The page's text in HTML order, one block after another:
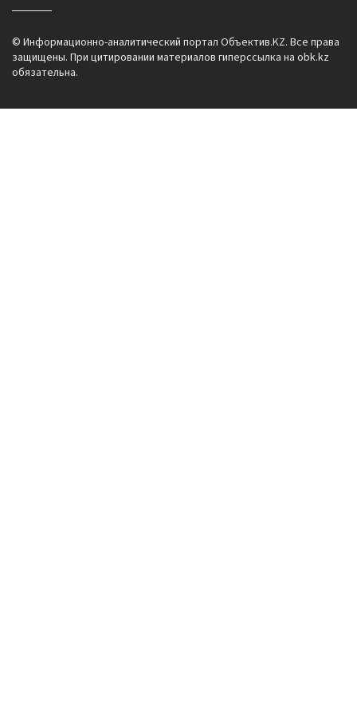
© Информационно-аналитический портал Объектив.KZ. Все права
защищены. При цитировании материалов гиперссылка на obk.kz
обязательна.